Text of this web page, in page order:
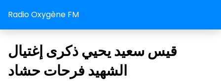
Radio Oxygène FM
قيس سعيد يحيي ذكرى إغتيال
الشهيد فرحات حشاد